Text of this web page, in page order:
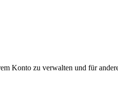
Konto zu verwalten und für